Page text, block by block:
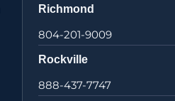
Richmond
804-201-9009
Rockville
888-437-7747